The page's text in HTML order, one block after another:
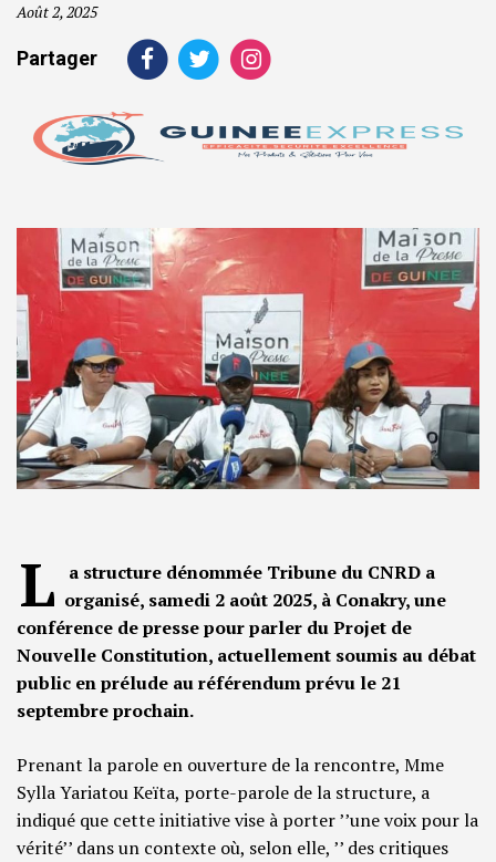
Août 2, 2025
Partager
L
a structure dénommée Tribune du CNRD a
organisé, samedi 2 août 2025, à Conakry, une
conférence de presse pour parler du Projet de
Nouvelle Constitution, actuellement soumis au débat
public en prélude au référendum prévu le 21
septembre prochain.
Prenant la parole en ouverture de la rencontre, Mme
Sylla Yariatou Keïta, porte-parole de la structure, a
indiqué que cette initiative vise à porter ’’une voix pour la
vérité’’ dans un contexte où, selon elle, ’’ des critiques